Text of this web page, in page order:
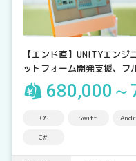
【エンド直】UNITYエン
ットフォーム開発支援、フ
680,000～
iOS Swift
C#